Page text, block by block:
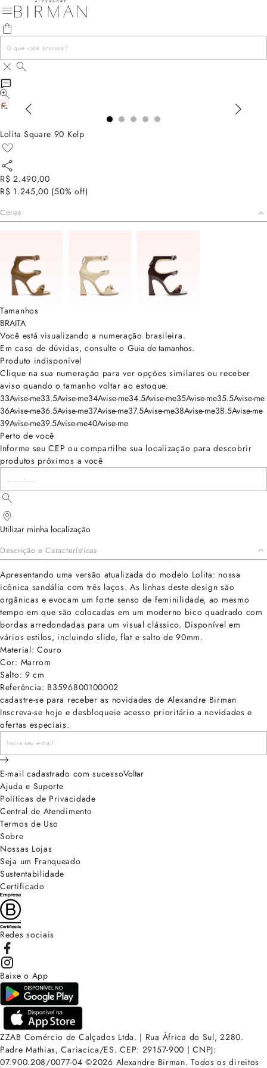
Lolita Square 90 Kelp
R$ 2.490,00
R$ 1.245,00 (50% off)
Cores
Tamanhos
BRAITA
Você está visualizando a numeração brasileira.
Em caso de dúvidas, consulte o Guia de tamanhos.
Produto indisponível
Clique na sua numeração para ver opções similares ou receber
aviso quando o tamanho voltar ao estoque.
33Avise-me33.5Avise-me34Avise-me34.5Avise-me35Avise-me35.5Avise-me
36Avise-me36.5Avise-me37Avise-me37.5Avise-me38Avise-me38.5Avise-me
39Avise-me39.5Avise-me40Avise-me
Perto de você
Informe seu CEP ou compartilhe sua localização para descobrir
produtos próximos a você
Utilizar minha localização
Descrição e Características
Apresentando uma versão atualizada do modelo Lolita: nossa
icônica sandália com três laços. As linhas deste design são
orgânicas e evocam um forte senso de feminilidade, ao mesmo
tempo em que são colocadas em um moderno bico quadrado com
bordas arredondadas para um visual clássico. Disponível em
vários estilos, incluindo slide, flat e salto de 90mm.
Material: Couro
Cor: Marrom
Salto: 9 cm
Referência: B3596800100002
cadastre-se para receber as novidades de Alexandre Birman
Inscreva-se hoje e desbloqueie acesso prioritário a novidades e
ofertas especiais.
E-mail cadastrado com sucessoVoltar
Ajuda e Suporte
Políticas de Privacidade
Central de Atendimento
Termos de Uso
Sobre
Nossas Lojas
Seja um Franqueado
Sustentabilidade
Certificado
Redes sociais
Baixe o App
ZZAB Comércio de Calçados Ltda. | Rua África do Sul, 2280.
Padre Mathias, Cariacica/ES. CEP: 29157-900 | CNPJ:
07.900.208/0077-04 ©2026 Alexandre Birman. Todos os direitos